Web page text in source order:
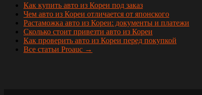
Как купить авто из Кореи под заказ
Чем авто из Кореи отличается от японского
Растаможка авто из Кореи: документы и платежи
Сколько стоит привезти авто из Кореи
Как проверить авто из Кореи перед покупкой
Все статьи Proauc →